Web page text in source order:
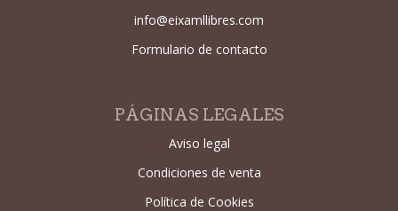
info@eixamllibres.com
Formulario de contacto
PÁGINAS LEGALES
Aviso legal
Condiciones de venta
Política de Cookies